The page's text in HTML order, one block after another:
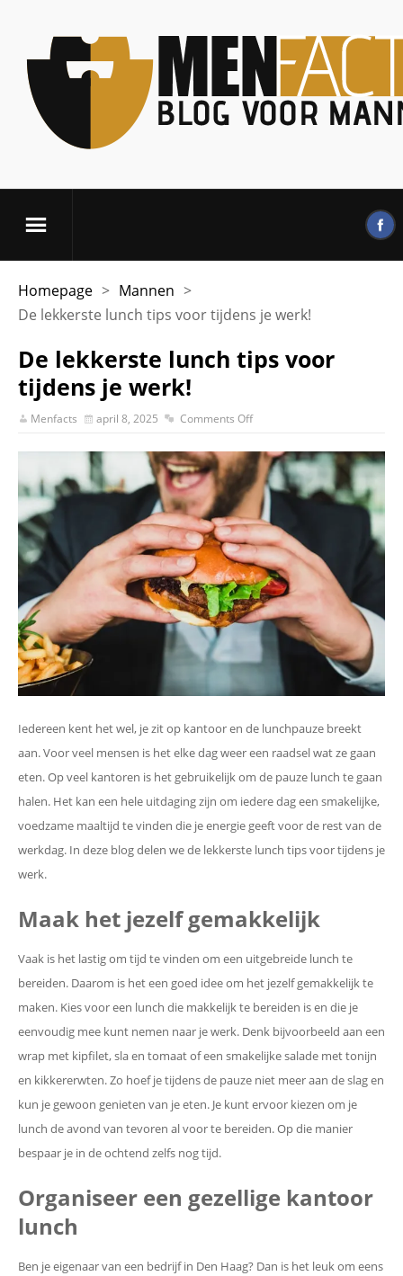
Homepage > Mannen >
De lekkerste lunch tips voor tijdens je werk!
De lekkerste lunch tips voor
tijdens je werk!
Menfacts april 8, 2025 Comments Off
Iedereen kent het wel, je zit op kantoor en de lunchpauze breekt
aan. Voor veel mensen is het elke dag weer een raadsel wat ze gaan
eten. Op veel kantoren is het gebruikelijk om de pauze lunch te gaan
halen. Het kan een hele uitdaging zijn om iedere dag een smakelijke,
voedzame maaltijd te vinden die je energie geeft voor de rest van de
werkdag. In deze blog delen we de lekkerste lunch tips voor tijdens je
werk.
Maak het jezelf gemakkelijk
Vaak is het lastig om tijd te vinden om een uitgebreide lunch te
bereiden. Daarom is het een goed idee om het jezelf gemakkelijk te
maken. Kies voor een lunch die makkelijk te bereiden is en die je
eenvoudig mee kunt nemen naar je werk. Denk bijvoorbeeld aan een
wrap met kipfilet, sla en tomaat of een smakelijke salade met tonijn
en kikkererwten. Zo hoef je tijdens de pauze niet meer aan de slag en
kun je gewoon genieten van je eten. Je kunt ervoor kiezen om je
lunch de avond van tevoren al voor te bereiden. Op die manier
bespaar je in de ochtend zelfs nog tijd.
Organiseer een gezellige kantoor
lunch
Ben je eigenaar van een bedrijf in Den Haag? Dan is het leuk om eens